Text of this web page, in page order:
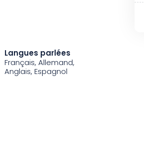
Étienne se
au pittoresque port
de sa résidence.
Comédie, où trône
des Roches. Vous y
passé où elles
Langues parlées
Français, Allemand,
Anglais, Espagnol